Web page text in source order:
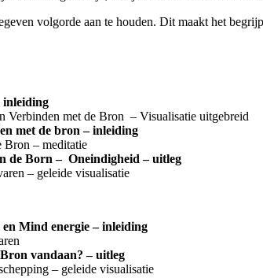
volgorde aan te houden. Dit maakt het
inleiding
Verbinden met de Bron – Visualisatie uitgebreid
met de bron – inleiding
Bron – meditatie
de Born – Oneindigheid – uitleg
– geleide visualisatie
Mind energie – inleiding
vandaan? – uitleg
– geleide visualisatie